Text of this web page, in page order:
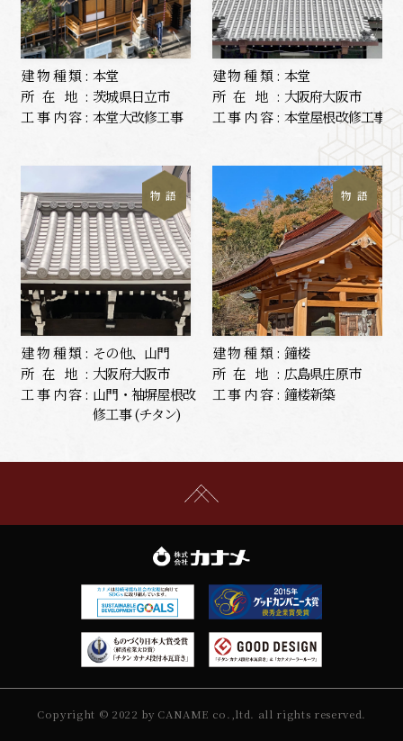
建物種類: 本堂
所在地: 茨城県日立市
工事内容: 本堂大改修工事
建物種類: 本堂
所在地: 大阪府大阪市
工事内容: 本堂屋根改修工事
物 語
建物種類: その他、山門
所在地: 大阪府大阪市
工事内容: 山門・袖塀屋根改
修工事 (チタン)
物 語
建物種類: 鐘楼
所在地: 広島県庄原市
工事内容: 鐘楼新築
Copyright © 2022 by CANAME co.,ltd. all rights reserved.